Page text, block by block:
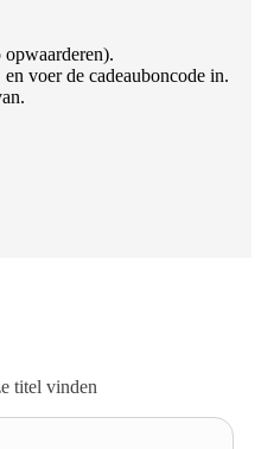
voer de cadeauboncode in.
titel vinden